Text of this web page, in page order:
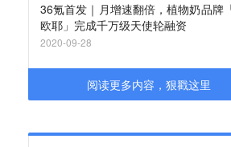
36氪首发｜月增速翻倍，植物奶品牌
欧耶」完成千万级天使轮融资
2020-09-28
阅读更多内容，狠戳这里